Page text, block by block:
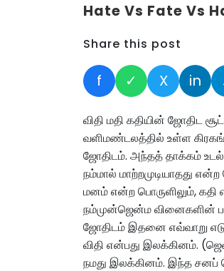
Hate Vs Fate Vs
Share this post
f ✓ X in
விதி மதி கதியின் ஜோதிட
வளிமண்டலத்தில் உள்ள
ஜோதிடம். அந்தத் தாக்கம் உடல்
நம்மால் மாற்றமுடியாதது
மனம் என்ற பொருளிலும், கதி
நம்முன்ஜென்ம வினைகளின்
ஜோதிடம் இதனை எவ்வாறு
விதி என்பது இலக்கினம்.
நமது இலக்கினம். இந்த சனப்